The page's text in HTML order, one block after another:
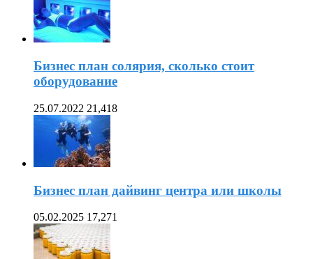
Бизнес план солярия, сколько стоит
оборудование
25.07.2022 21,418
Бизнес план дайвинг центра или школы
05.02.2025 17,271